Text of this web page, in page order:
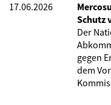
17.06.2026
Schutz
Der
gegen
dem